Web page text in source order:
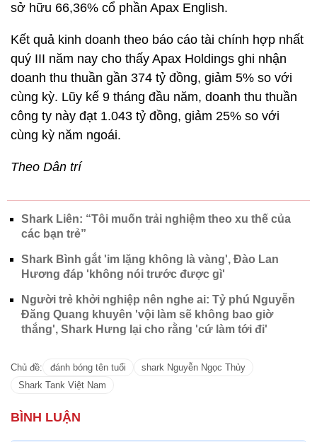
sở hữu 66,36% cổ phần Apax English.
Kết quả kinh doanh theo báo cáo tài chính hợp nhất
quý III năm nay cho thấy Apax Holdings ghi nhận
doanh thu thuần gần 374 tỷ đồng, giảm 5% so với
cùng kỳ. Lũy kế 9 tháng đầu năm, doanh thu thuần
công ty này đạt 1.043 tỷ đồng, giảm 25% so với
cùng kỳ năm ngoái.
Theo Dân trí
Shark Liên: “Tôi muốn trải nghiệm theo xu thế của
các bạn trẻ”
Shark Bình gắt 'im lặng không là vàng', Đào Lan
Hương đáp 'không nói trước được gì'
Người trẻ khởi nghiệp nên nghe ai: Tỷ phú Nguyễn
Đăng Quang khuyên 'vội làm sẽ không bao giờ
thắng', Shark Hưng lại cho rằng 'cứ làm tới đi'
Chủ đề: đánh bóng tên tuổi
shark Nguyễn Ngọc Thủy
Shark Tank Việt Nam